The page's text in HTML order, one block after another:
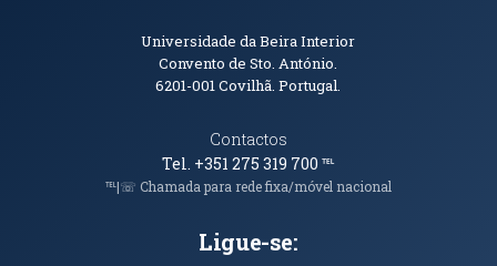
Informações de Contacto
Universidade da Beira Interior
Convento de Sto. António.
6201-001Covilhã. Portugal.
Contactos
Tel. +351 275 319 700℡
℡|☏ Chamada para rede fixa/móvel nacional
Ligue-se: